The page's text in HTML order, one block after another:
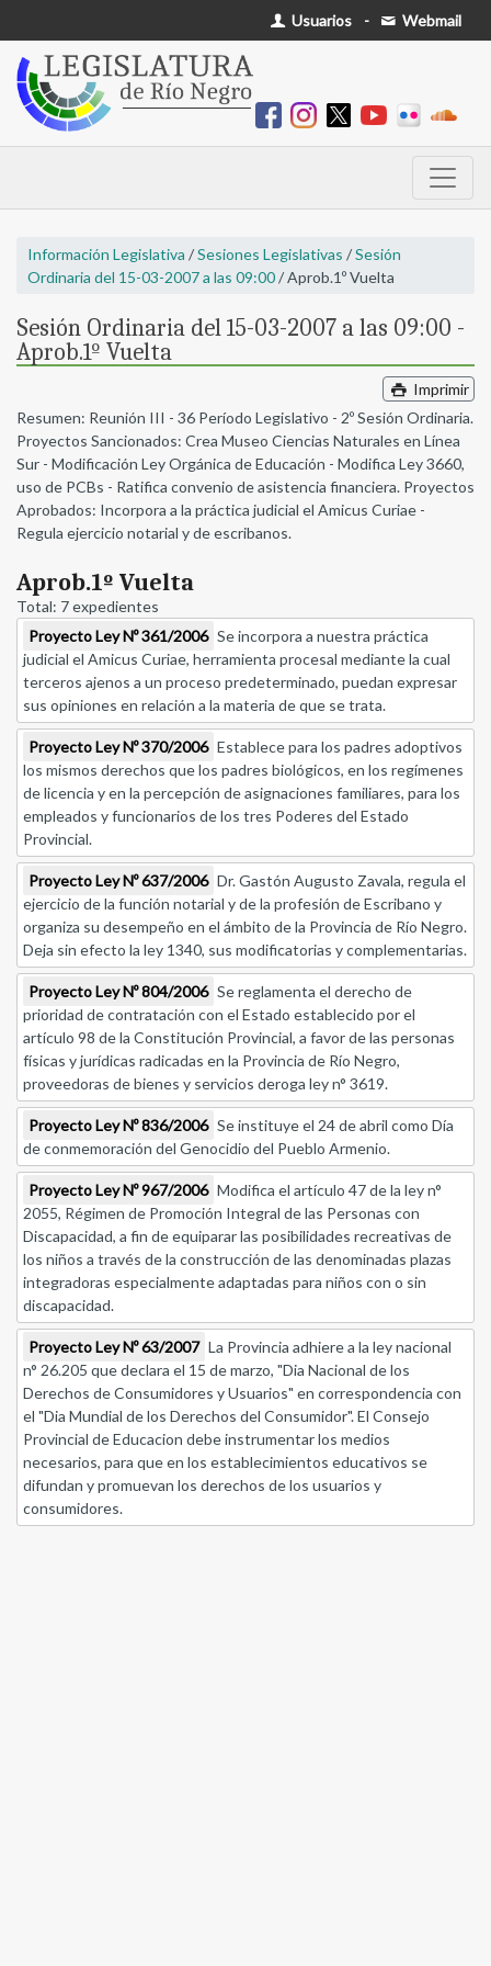
Usuarios - Webmail
Información Legislativa /Sesiones Legislativas /Sesión
Ordinaria del 15-03-2007 a las 09:00/ Aprob.1º Vuelta
Sesión Ordinaria del 15-03-2007 a las 09:00 -
Aprob.1º Vuelta
Imprimir
Resumen: Reunión III - 36 Período Legislativo - 2º Sesión Ordinaria.
Proyectos Sancionados: Crea Museo Ciencias Naturales en Línea
Sur - Modificación Ley Orgánica de Educación - Modifica Ley 3660,
uso de PCBs - Ratifica convenio de asistencia financiera. Proyectos
Aprobados: Incorpora a la práctica judicial el Amicus Curiae -
Regula ejercicio notarial y de escribanos.
Aprob.1º Vuelta
Total: 7 expedientes
Proyecto Ley Nº 361/2006 Se incorpora a nuestra práctica
judicial el Amicus Curiae, herramienta procesal mediante la cual
terceros ajenos a un proceso predeterminado, puedan expresar
sus opiniones en relación a la materia de que se trata.
Proyecto Ley Nº 370/2006 Establece para los padres adoptivos
los mismos derechos que los padres biológicos, en los regímenes
de licencia y en la percepción de asignaciones familiares, para los
empleados y funcionarios de los tres Poderes del Estado
Provincial.
Proyecto Ley Nº 637/2006 Dr. Gastón Augusto Zavala, regula el
ejercicio de la función notarial y de la profesión de Escribano y
organiza su desempeño en el ámbito de la Provincia de Río Negro.
Deja sin efecto la ley 1340, sus modificatorias y complementarias.
Proyecto Ley Nº 804/2006 Se reglamenta el derecho de
prioridad de contratación con el Estado establecido por el
artículo 98 de la Constitución Provincial, a favor de las personas
físicas y jurídicas radicadas en la Provincia de Río Negro,
proveedoras de bienes y servicios deroga ley n° 3619.
Proyecto Ley Nº 836/2006 Se instituye el 24 de abril como Día
de conmemoración del Genocidio del Pueblo Armenio.
Proyecto Ley Nº 967/2006 Modifica el artículo 47 de la ley n°
2055, Régimen de Promoción Integral de las Personas con
Discapacidad, a fin de equiparar las posibilidades recreativas de
los niños a través de la construcción de las denominadas plazas
integradoras especialmente adaptadas para niños con o sin
discapacidad.
Proyecto Ley Nº 63/2007 La Provincia adhiere a la ley nacional
n° 26.205 que declara el 15 de marzo, "Dia Nacional de los
Derechos de Consumidores y Usuarios" en correspondencia con
el "Dia Mundial de los Derechos del Consumidor". El Consejo
Provincial de Educacion debe instrumentar los medios
necesarios, para que en los establecimientos educativos se
difundan y promuevan los derechos de los usuarios y
consumidores.